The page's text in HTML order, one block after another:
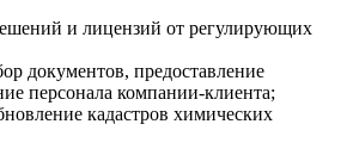
и лицензий от регулирующих
документов, предоставление
персонала компании-клиента;
кадастров химических